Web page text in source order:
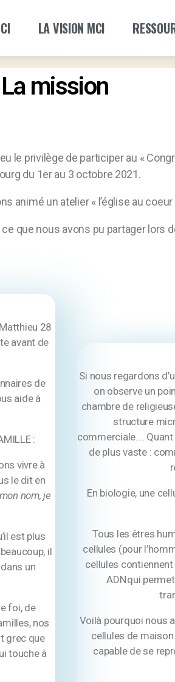
LA VISION MCI
La mission
le privilège de participer au «
du 1er au 3 octobre 2021.
animé un atelier « l’église au
que nous avons pu partager lors
28
avant de
de
aide à
:
vivre à
le dit en
nom, je
est plus
il
un
foi, de
nos
grec que
touche à
Si nous regardons
on observe un
chambre de
structure
commerciale….
de plus vaste :
En biologie, une
Tous les êtres
cellules (pour
cellules
ADN qui
Voilà pourquoi nous
cellules de
capable de se